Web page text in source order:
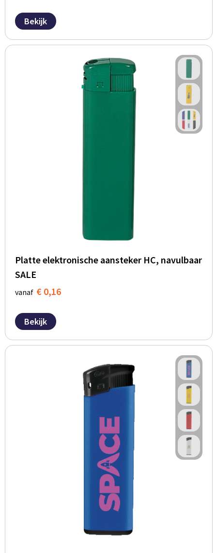
Bekijk
Platte elektronische aansteker HC, navulbaar
SALE
vanaf € 0,16
Bekijk